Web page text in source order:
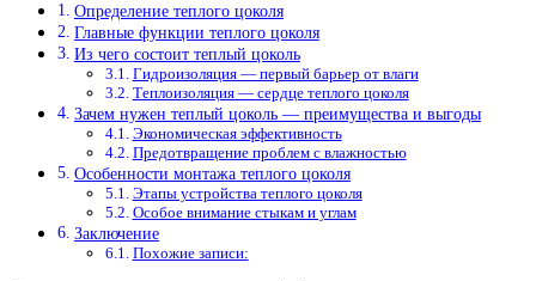
Определение теплого цоколя
Главные функции теплого цоколя
Из чего состоит теплый цоколь
Гидроизоляция — первый барьер от влаги
Теплоизоляция — сердце теплого цоколя
Зачем нужен теплый цоколь — преимущества и выгоды
Экономическая эффективность
Предотвращение проблем с влажностью
Особенности монтажа теплого цоколя
Этапы устройства теплого цоколя
Особое внимание стыкам и углам
Заключение
Похожие записи: